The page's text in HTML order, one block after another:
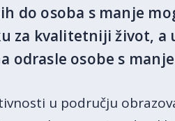
do osoba s manje
za kvalitetniji život,
odrasle osobe s
u području